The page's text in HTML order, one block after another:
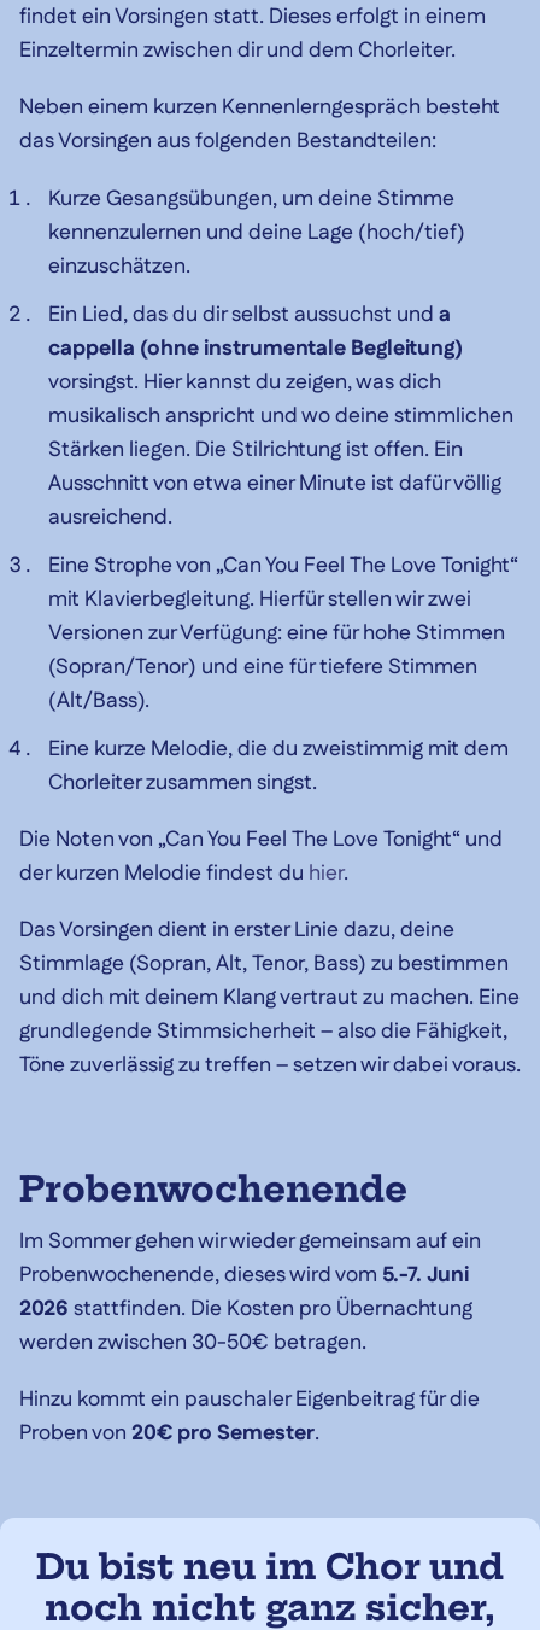
findet ein Vorsingen statt. Dieses erfolgt in einem
Einzeltermin zwischen dir und dem Chorleiter.
Neben einem kurzen Kennenlerngespräch besteht
das Vorsingen aus folgenden Bestandteilen:
Kurze Gesangsübungen, um deine Stimme
kennenzulernen und deine Lage (hoch/tief)
einzuschätzen.
Ein Lied, das du dir selbst aussuchst und a
cappella (ohne instrumentale Begleitung)
vorsingst. Hier kannst du zeigen, was dich
musikalisch anspricht und wo deine stimmlichen
Stärken liegen. Die Stilrichtung ist offen. Ein
Ausschnitt von etwa einer Minute ist dafür völlig
ausreichend.
Eine Strophe von „Can You Feel The Love Tonight“
mit Klavierbegleitung. Hierfür stellen wir zwei
Versionen zur Verfügung: eine für hohe Stimmen
(Sopran/Tenor) und eine für tiefere Stimmen
(Alt/Bass).
Eine kurze Melodie, die du zweistimmig mit dem
Chorleiter zusammen singst.
Die Noten von „Can You Feel The Love Tonight“ und
der kurzen Melodie findest du hier.
Das Vorsingen dient in erster Linie dazu, deine
Stimmlage (Sopran, Alt, Tenor, Bass) zu bestimmen
und dich mit deinem Klang vertraut zu machen. Eine
grundlegende Stimmsicherheit – also die Fähigkeit,
Töne zuverlässig zu treffen – setzen wir dabei voraus.
Probenwochenende
Im Sommer gehen wir wieder gemeinsam auf ein
Probenwochenende, dieses wird vom 5.-7. Juni
2026 stattfinden. Die Kosten pro Übernachtung
werden zwischen 30-50€ betragen.
Hinzu kommt ein pauschaler Eigenbeitrag für die
Proben von 20€ pro Semester.
Du bist neu im Chor und
noch nicht ganz sicher,